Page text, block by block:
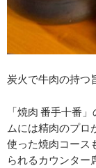
炭火で牛肉の持つ
「焼肉 番手十番
ムには精肉のプロ
使った焼肉コース
られるカウンター